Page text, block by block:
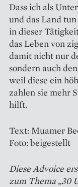
Dass ich als
und das Land
in dieser
das Leben von
damit nicht nur
sondern auch
weil diese ein
zahlen sie mehr
hilft.
Text: Muamer
Foto: beigestellt
Diese Advoice
zum Thema „30